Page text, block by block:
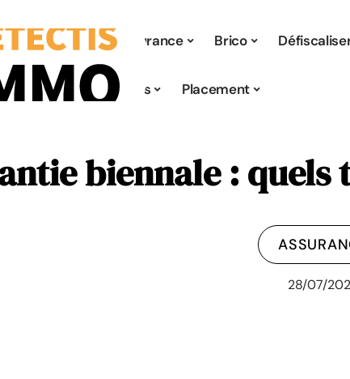
Assurance Brico
News Placement
biennale :
28/07/